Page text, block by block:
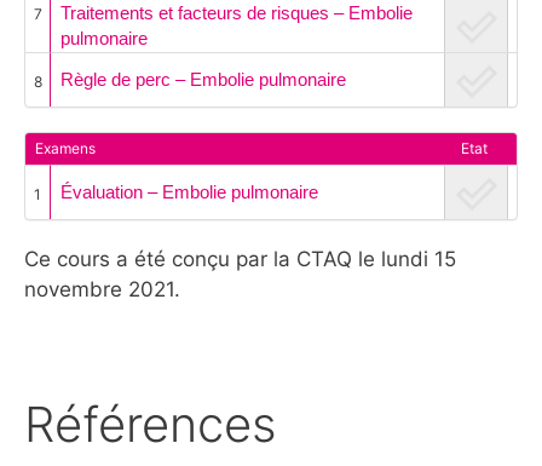
7
Traitements et facteurs de risques – Embolie
pulmonaire
8 Règle de perc – Embolie pulmonaire
Examens Etat
1 Évaluation – Embolie pulmonaire
Ce cours a été conçu par la CTAQ le lundi 15
novembre 2021.
Références